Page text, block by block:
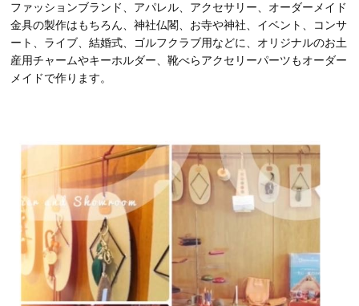
ファッションブランド、アパレル、アクセサリー、オーダーメイド
金具の製作はもちろん、神社仏閣、お寺や神社、イベント、コンサ
ート、ライブ、結婚式、ゴルフクラブ用などに、オリジナルのお土
産用チャームやキーホルダー、靴べらアクセリーパーツもオーダー
メイドで作ります。